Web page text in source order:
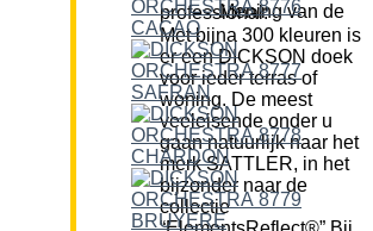
Mening van de professional:
Met bijna 300 kleuren is
er een DICKSON doek
voor ieder terras of
woning. De meest
veeleisende onder u
gaan natuurlijk naar het
merk SATTLER, in het
bijzonder naar de
collectie